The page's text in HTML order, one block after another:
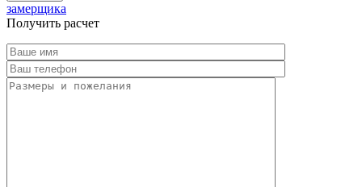
замерщика
Получить расчет